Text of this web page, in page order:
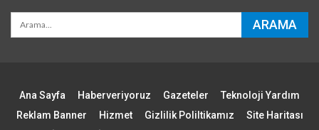
Ana Sayfa Haberveriyoruz Gazeteler
Teknoloji Yardım
Reklam Banner
Hizmet Gizlilik Poliltikamız
Site Haritası